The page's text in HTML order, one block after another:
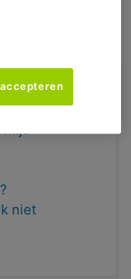
niet